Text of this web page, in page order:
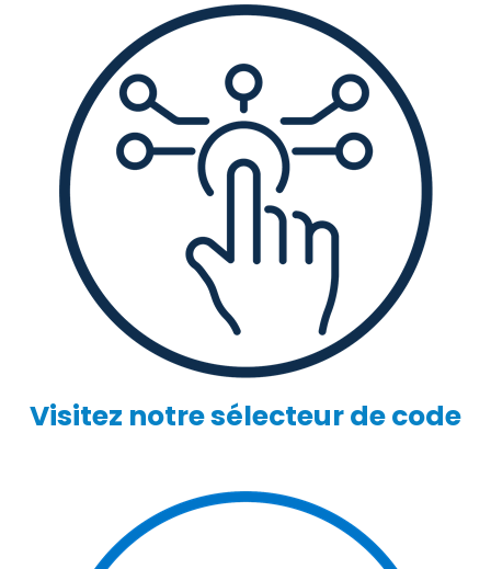
Visitez notre sélecteur de code